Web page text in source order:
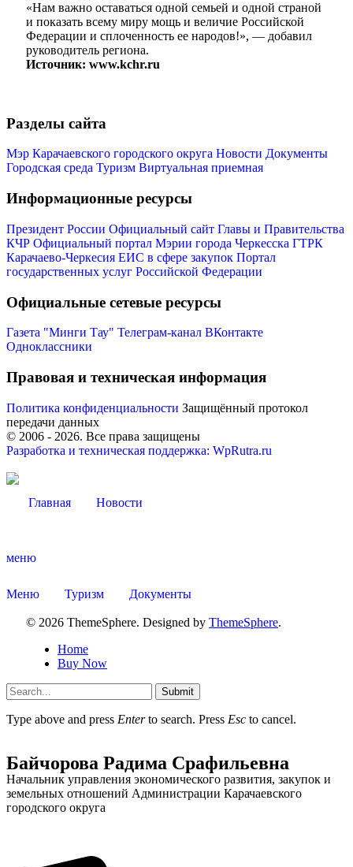
«Нам важно оставаться одной семьей и одной страной
и показать всему миру мощь и величие Российской
Федерации и сплоченность ее народов!», — добавил
руководитель региона.
Источник: www.kchr.ru
Разделы сайта
Мэр Карачаевского городского округа Новости Документы
Городская среда Туризм Виртуальная приемная
Информационные ресурсы
Президент России Официальный сайт Главы и Правительства
КЧР Официальный портал Мэрии города Черкесска ГТРК
Карачаево-Черкесия ЕИС в сфере закупок Портал
государственных услуг Российской Федерации
Официальные сетевые ресурсы
Газета "Минги Тау" Телеграм-канал ВКонтакте
Одноклассники
Правовая и техническая информация
Политика конфиденциальности Защищённый протокол
передачи данных
© 2006 - 2026. Все права защищены
Разработка и техническая поддержка: WpRutra.ru
Главная Новости
меню
Меню Туризм Документы
© 2026 ThemeSphere. Designed by ThemeSphere.
Home
Buy Now
Submit
Type above and press Enterto search. Press Esc to cancel.
Администрация
Байчорова Радима Срафильевна
Начальник управления экономического развития, закупок и
земельных отношений Администрации Карачаевского
городского округа